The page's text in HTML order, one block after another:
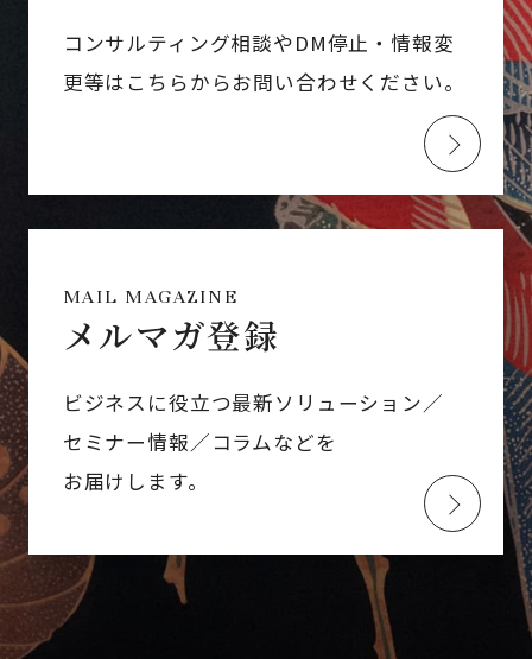
コンサルティング相談やDM停止・情報変
更等はこちらからお問い合わせください。
MAIL MAGAZINE
メルマガ登録
ビジネスに役立つ最新ソリューション／
セミナー情報／コラムなどを
お届けします。